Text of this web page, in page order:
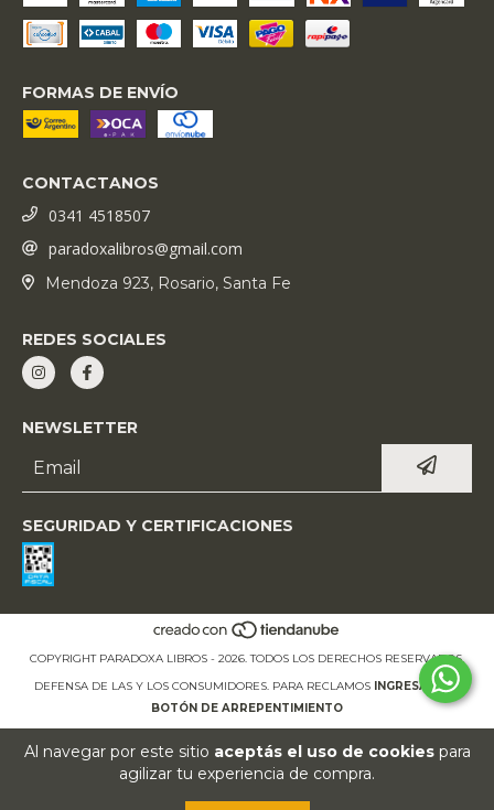
Al navegar por este sitio aceptás el uso de cookiespara
agilizar tu experiencia de compra.
FORMAS DE ENVÍO
CONTACTANOS
0341 4518507
paradoxalibros@gmail.com
Mendoza 923, Rosario, Santa Fe
REDES SOCIALES
NEWSLETTER
SEGURIDAD Y CERTIFICACIONES
COPYRIGHT PARADOXA LIBROS - 2026. TODOS LOS DERECHOS RESERVADOS.
DEFENSA DE LAS Y LOS CONSUMIDORES. PARA RECLAMOS
INGRESÁ ACÁ.
BOTÓN DE ARREPENTIMIENTO